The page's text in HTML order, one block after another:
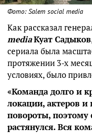
Фото: Salem social media
Как рассказал
mediaКуат Садыков
сериала была
протяжении 3-х
условиях, было
«Команда долго и
локации, актеров
повороты,
растянулся. Вся